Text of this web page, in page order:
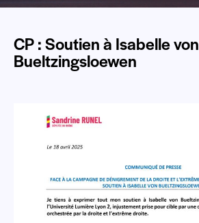
CP : Soutien à Isabelle von
Bueltzingsloewen